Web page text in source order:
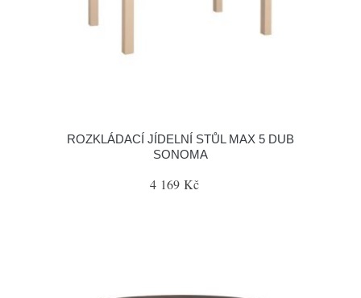
ROZKLÁDACÍ JÍDELNÍ STŮL MAX 5 DUB
SONOMA
4 169 Kč